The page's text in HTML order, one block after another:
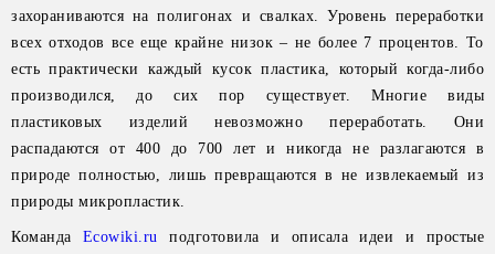
захораниваются на полигонах и свалках. Уровень переработки
всех отходов все еще крайне низок – не более 7 процентов. То
есть практически каждый кусок пластика, который когда-либо
производился, до сих пор существует. Многие виды
пластиковых изделий невозможно переработать. Они
распадаются от 400 до 700 лет и никогда не разлагаются в
природе полностью, лишь превращаются в не извлекаемый из
природы микропластик.
Команда Ecowiki.ru подготовила и описала идеи и простые